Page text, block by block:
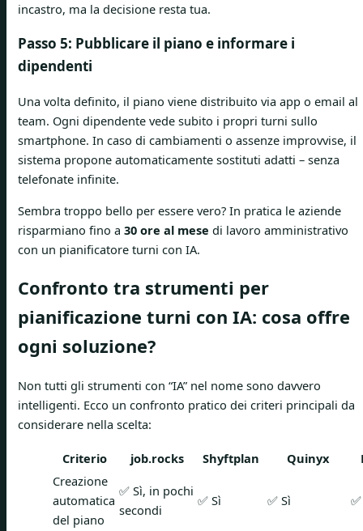
incastro, ma la decisione resta tua.
Passo 5: Pubblicare il piano e informare i
dipendenti
Una volta definito, il piano viene distribuito via app o email al
team. Ogni dipendente vede subito i propri turni sullo
smartphone. In caso di cambiamenti o assenze improvvise, il
sistema propone automaticamente sostituti adatti – senza
telefonate infinite.
Sembra troppo bello per essere vero? In pratica le aziende
risparmiano fino a 30 ore al mese di lavoro amministrativo
con un pianificatore turni con IA.
Confronto tra strumenti per
pianificazione turni con IA: cosa offre
ogni soluzione?
Non tutti gli strumenti con “IA” nel nome sono davvero
intelligenti. Ecco un confronto pratico dei criteri principali da
considerare nella scelta:
Criterio job.rocks Shyftplan Quinyx
Creazione
automatica
del piano
✅ Sì, in pochi
secondi
✅ Sì ✅ Sì